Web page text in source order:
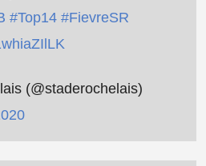
#Top14 #FievreSR
(@staderochelais)